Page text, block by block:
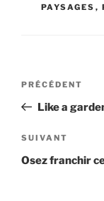
PAYSAGES ,
Navigation
l’article
Article
précédent
PRÉCÉDENT
Like a
Article
suivant
SUIVANT
Osez franchir